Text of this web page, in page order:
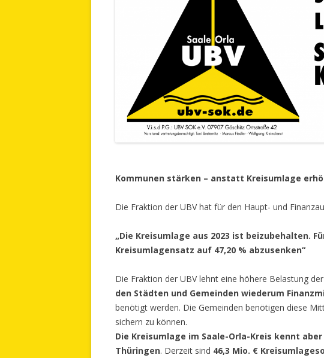
Kommunen stärken – anstatt Kreisumlage
Die Fraktion der UBV hat für den Haupt- und
„Die Kreisumlage aus 2023 ist beizubehalten.
Kreisumlagensatz auf 47,20 % abzusenken“
Die Fraktion der UBV lehnt eine höhere Belastung
den Städten und Gemeinden wiederum
benötigt werden. Die Gemeinden benötigen diese
sichern zu können.
Die Kreisumlage im Saale-Orla-Kreis kennt
Thüringen. Derzeit sind 46,3 Mio. €